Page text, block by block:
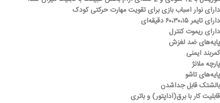
دارای نوار اسباب بازی برای تقویت مهارت حرکتی کودک
دارای تایمر ۶۰،۳۰،۱۵ دقیقه‌ای
دارای ریموت کنترل
پایه‌های ضد لغزش
کمربند ایمنی
پارچه ملانژ
پایه‌های تاشو
بالشتک قابل جداشدن
قابلیت کار با برق(آداپتور) و باتری